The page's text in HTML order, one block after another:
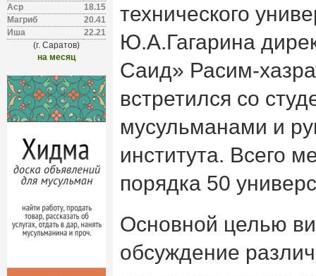
Аср
18.15
Магриб
20.41
Иша
22.21
(г. Саратов)
на месяц
технического
Ю.А.Гагарина
Саид» Расим-
встретился со
мусульманами и
института. Всего
порядка 50
Основной целью
обсуждение